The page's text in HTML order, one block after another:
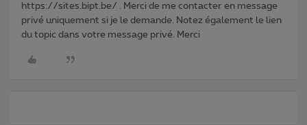
https://sites.bipt.be/ . Merci de me contacter en message
privé uniquement si je le demande. Notez également le lien
du topic dans votre message privé. Merci